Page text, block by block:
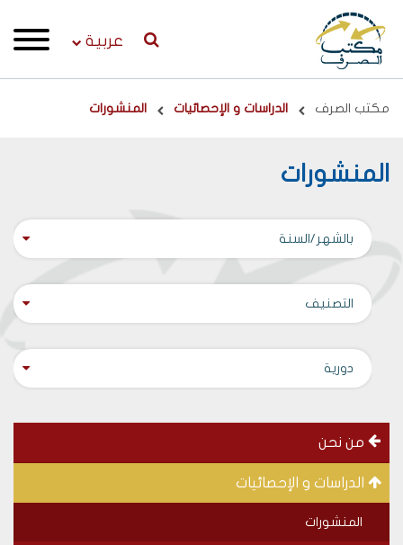
عربية
Breadcrumb
مكتب الصرف الدراسات و الإحصائيات المنشورات
المنشورات
menu
left
من نحن
الدراسات و الإحصائيات
المنشورات